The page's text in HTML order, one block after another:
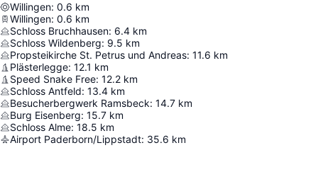
Willingen: 0.6 km
Willingen: 0.6 km
Schloss Bruchhausen: 6.4 km
Schloss Wildenberg: 9.5 km
Propsteikirche St. Petrus und Andreas: 11.6 km
Plästerlegge: 12.1 km
Speed Snake Free: 12.2 km
Schloss Antfeld: 13.4 km
Besucherbergwerk Ramsbeck: 14.7 km
Burg Eisenberg: 15.7 km
Schloss Alme: 18.5 km
Airport Paderborn/Lippstadt: 35.6 km